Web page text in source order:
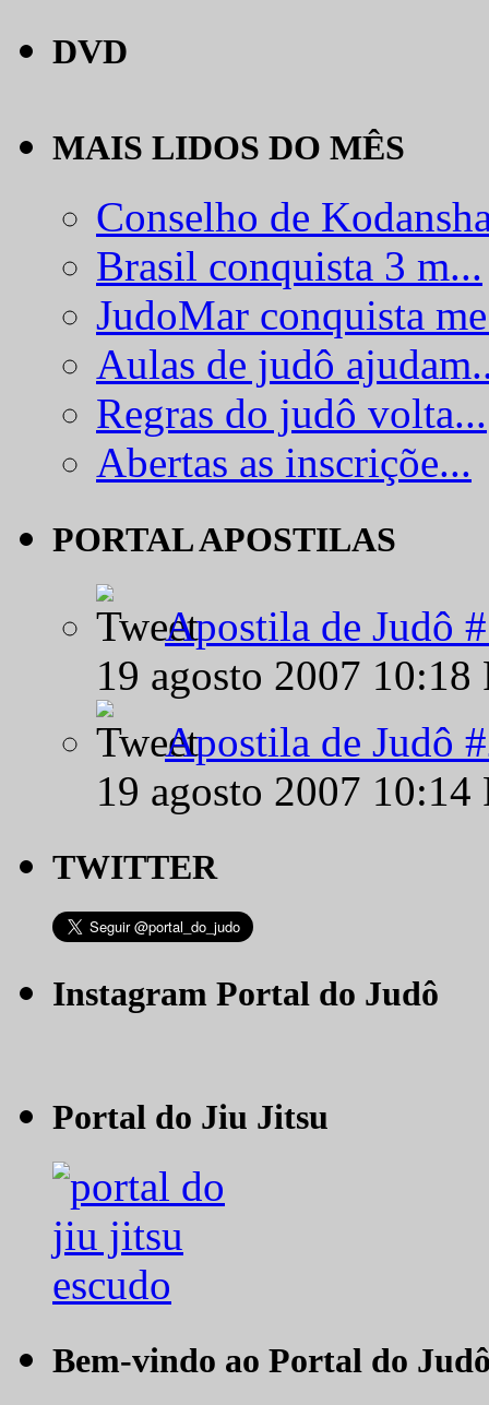
DVD
MAIS LIDOS DO MÊS
Conselho de
Brasil conquista 3 m...
JudoMar conquista
Aulas de judô
Regras do judô volta...
Abertas as inscriçõe...
PORTAL APOSTILAS
Apostila de Judô
19 agosto 2007
Apostila de Judô
19 agosto 2007
TWITTER
Instagram Portal do Judô
Portal do Jiu Jitsu
Bem-vindo ao Portal do